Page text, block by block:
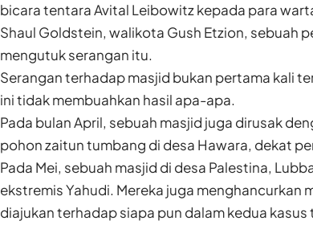
bicara tentara Avital Leibowitz kepada para
Shaul Goldstein, walikota Gush Etzion, sebuah
mengutuk serangan itu.
Serangan terhadap masjid bukan pertama kali
ini tidak membuahkan hasil apa-apa.
Pada bulan April, sebuah masjid juga dirusak
pohon zaitun tumbang di desa Hawara, dekat
Pada Mei, sebuah masjid di desa Palestina,
ekstremis Yahudi. Mereka juga menghancurkan
diajukan terhadap siapa pun dalam kedua